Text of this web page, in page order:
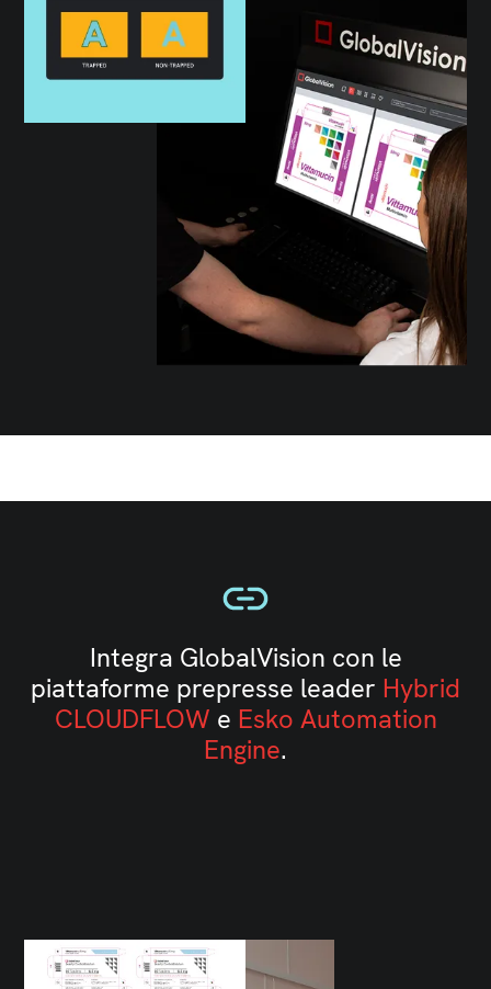
Integra GlobalVision con le
piattaforme prepresse leader Hybrid
CLOUDFLOW e Esko Automation
Engine.